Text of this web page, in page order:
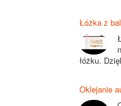
Łóżka z
łóżku.
Oklejanie